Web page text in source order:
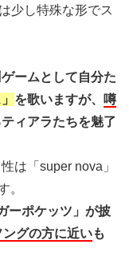
少し特殊な形でス
ームとして自分た
を歌いますが、 噂
ィアラたちを魅了
は「super nova」
。
ーポケッツ」が披
ングの方に近いも